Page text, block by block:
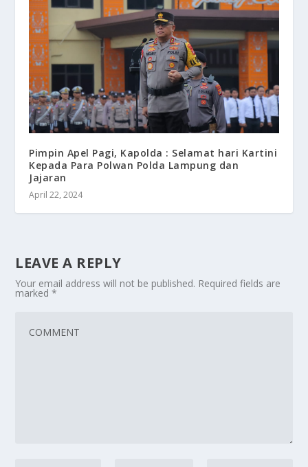
Pimpin Apel Pagi, Kapolda : Selamat hari Kartini
Kepada Para Polwan Polda Lampung dan
Jajaran
April 22, 2024
LEAVE A REPLY
Your email address will not be published. Required fields are
marked*